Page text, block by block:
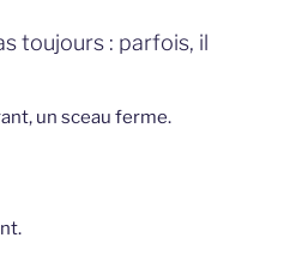
toujours : parfois, il
un sceau ferme.